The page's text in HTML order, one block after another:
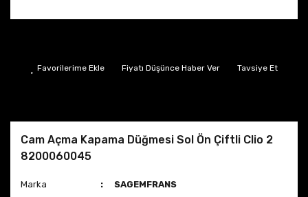
Fiyatı Düşünce Haber Ver Tavsiye Et
Cam Açma Kapama Düğmesi Sol Ön Çiftli Clio 2
8200060045
Marka
SAGEMFRANS